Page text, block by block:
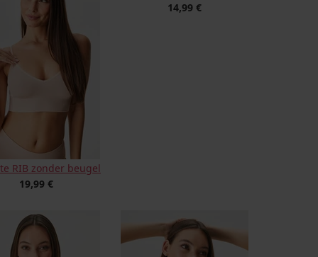
RIB zonder beugel
19,99 €
14,99 €